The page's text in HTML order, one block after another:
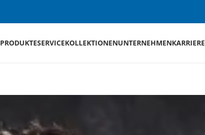
PRODUKTESERVICEKOLLEKTIONENUNTERNEHMENKARRIERE